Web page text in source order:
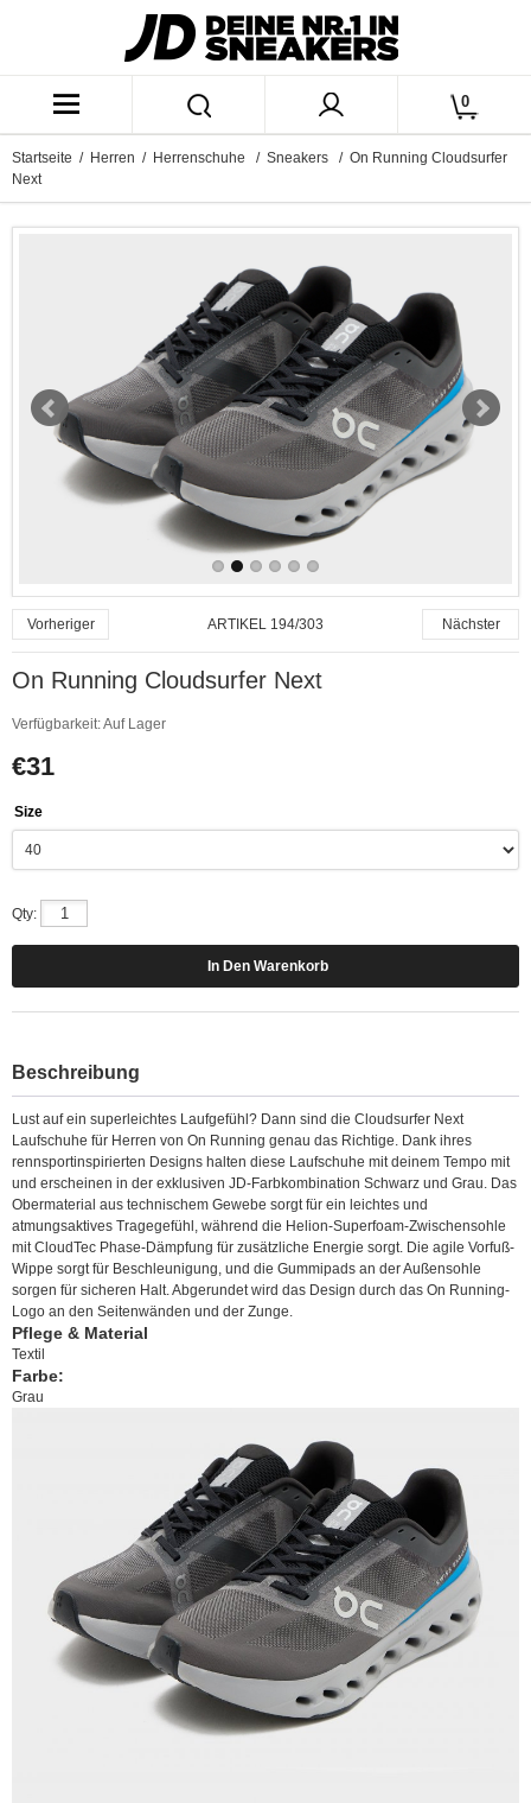
0
Startseite / Herren / Herrenschuhe / Sneakers
/ On Running Cloudsurfer
Next
Vorheriger ARTIKEL 194/303 Nächster
On Running Cloudsurfer Next
Verfügbarkeit:Auf Lager
€31
Size
Qty:
Beschreibung
Lust auf ein superleichtes Laufgefühl? Dann sind die Cloudsurfer Next
Laufschuhe für Herren von On Running genau das Richtige. Dank ihres
rennsportinspirierten Designs halten diese Laufschuhe mit deinem Tempo mit
und erscheinen in der exklusiven JD-Farbkombination Schwarz und Grau. Das
Obermaterial aus technischem Gewebe sorgt für ein leichtes und
atmungsaktives Tragegefühl, während die Helion-Superfoam-Zwischensohle
mit CloudTec Phase-Dämpfung für zusätzliche Energie sorgt. Die agile Vorfuß-
Wippe sorgt für Beschleunigung, und die Gummipads an der Außensohle
sorgen für sicheren Halt. Abgerundet wird das Design durch das On Running-
Logo an den Seitenwänden und der Zunge.
Pflege & Material
Textil
Farbe:
Grau